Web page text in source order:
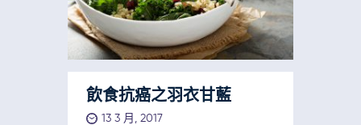
飲食抗癌之羽衣甘藍
13 3 月, 2017